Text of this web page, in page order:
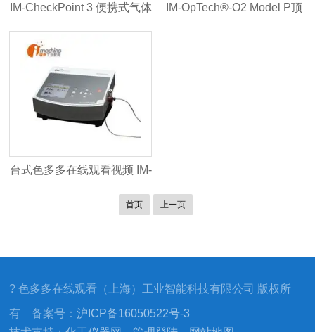
IM-CheckPoint 3 便携式气体
分析仪
IM-OpTech®-O2 Model P顶
台式色多多在线观看视频 IM-
首页 上一页
? 色多多在线观看（上海）工业智能科技有限公司 版权所
有 备案号：沪ICP备16050522号-3